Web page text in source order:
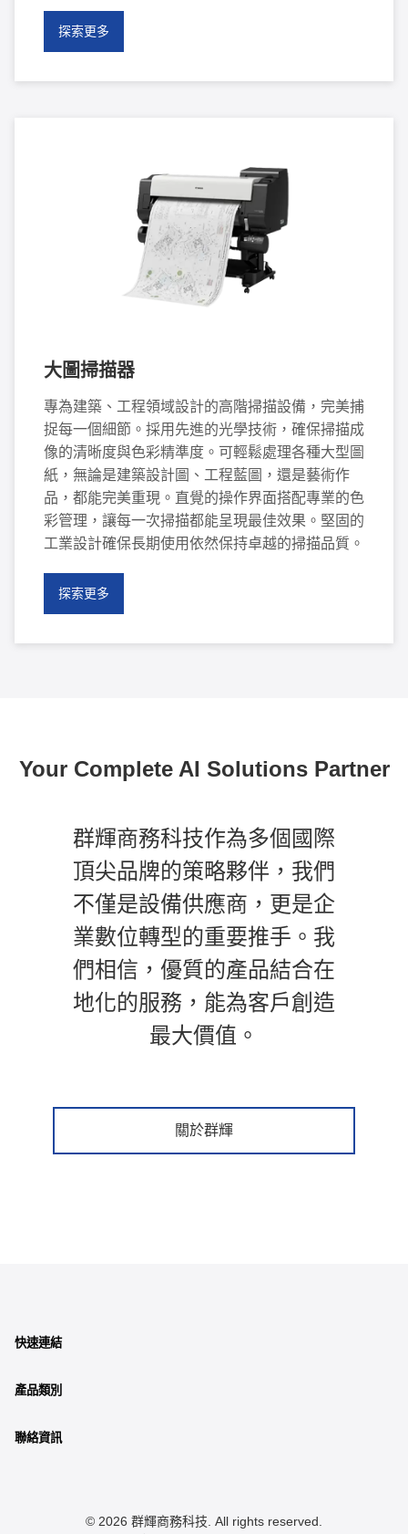
探索更多
大圖掃描器
專為建築、工程領域設計的高階掃描設備，完美捕
捉每一個細節。採用先進的光學技術，確保掃描成
像的清晰度與色彩精準度。可輕鬆處理各種大型圖
紙，無論是建築設計圖、工程藍圖，還是藝術作
品，都能完美重現。直覺的操作界面搭配專業的色
彩管理，讓每一次掃描都能呈現最佳效果。堅固的
工業設計確保長期使用依然保持卓越的掃描品質。
探索更多
Your Complete AI Solutions Partner
群輝商務科技作為多個國際
頂尖品牌的策略夥伴，我們
不僅是設備供應商，更是企
業數位轉型的重要推手。我
們相信，優質的產品結合在
地化的服務，能為客戶創造
最大價值。
關於群輝
快速連結
產品類別
聯絡資訊
© 2026 群輝商務科技. All rights reserved.